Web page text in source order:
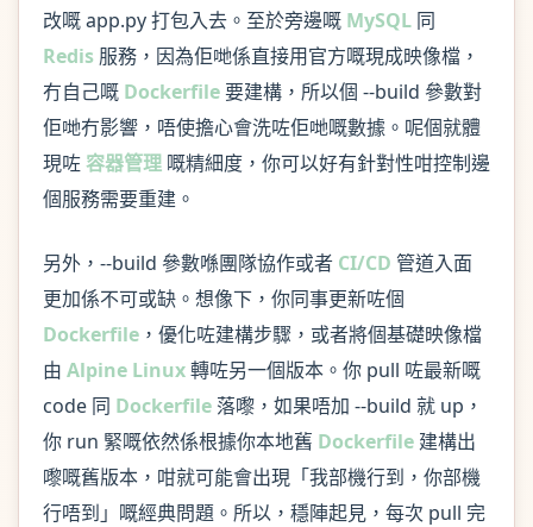
改嘅 app.py 打包入去。至於旁邊嘅 MySQL 同
Redis 服務，因為佢哋係直接用官方嘅現成映像檔，
冇自己嘅 Dockerfile要建構，所以個 --build 參數對
佢哋冇影響，唔使擔心會洗咗佢哋嘅數據。呢個就體
現咗容器管理 嘅精細度，你可以好有針對性咁控制邊
個服務需要重建。
另外，--build 參數喺團隊協作或者 CI/CD 管道入面
更加係不可或缺。想像下，你同事更新咗個
Dockerfile ，優化咗建構步驟，或者將個基礎映像檔
由 Alpine Linux轉咗另一個版本。你 pull 咗最新嘅
code 同 Dockerfile 落嚟，如果唔加 --build 就 up，
你 run 緊嘅依然係根據你本地舊 Dockerfile 建構出
嚟嘅舊版本，咁就可能會出現「我部機行到，你部機
行唔到」嘅經典問題。所以，穩陣起見，每次 pull 完